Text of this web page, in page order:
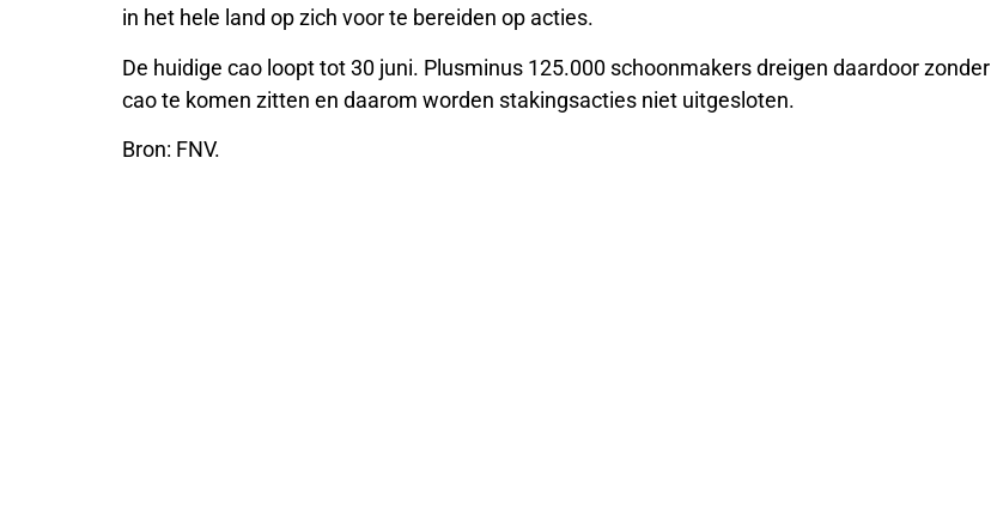
in het hele land op zich voor te bereiden op acties.
De huidige cao loopt tot 30 juni. Plusminus 125.000 schoonmakers dreigen daardoor zonder
cao te komen zitten en daarom worden stakingsacties niet uitgesloten.
Bron: FNV.